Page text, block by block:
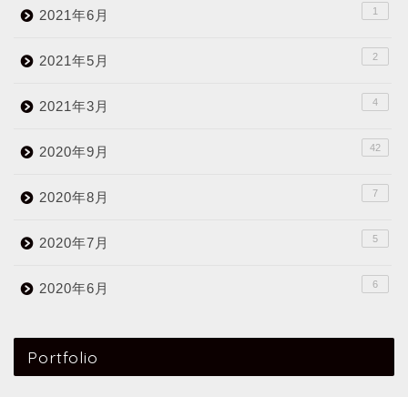
2021年6月 1
2021年5月 2
2021年3月 4
2020年9月 42
2020年8月 7
2020年7月 5
2020年6月 6
Portfolio